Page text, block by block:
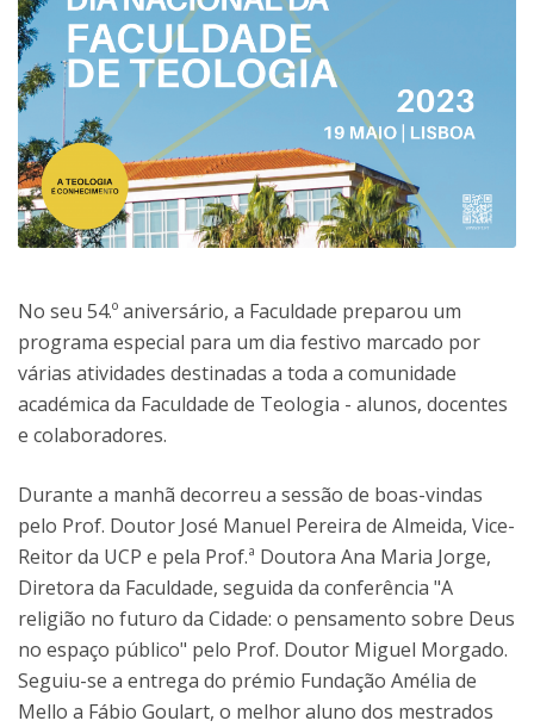
No seu 54.º aniversário, a Faculdade preparou um
programa especial para um dia festivo marcado por
várias atividades destinadas a toda a comunidade
académica da Faculdade de Teologia - alunos, docentes
e colaboradores.
Durante a manhã decorreu a sessão de boas-vindas
pelo Prof. Doutor José Manuel Pereira de Almeida, Vice-
Reitor da UCP e pela Prof.ª Doutora Ana Maria Jorge,
Diretora da Faculdade, seguida da conferência "A
religião no futuro da Cidade: o pensamento sobre Deus
no espaço público" pelo Prof. Doutor Miguel Morgado.
Seguiu-se a entrega do prémio Fundação Amélia de
Mello a Fábio Goulart, o melhor aluno dos mestrados